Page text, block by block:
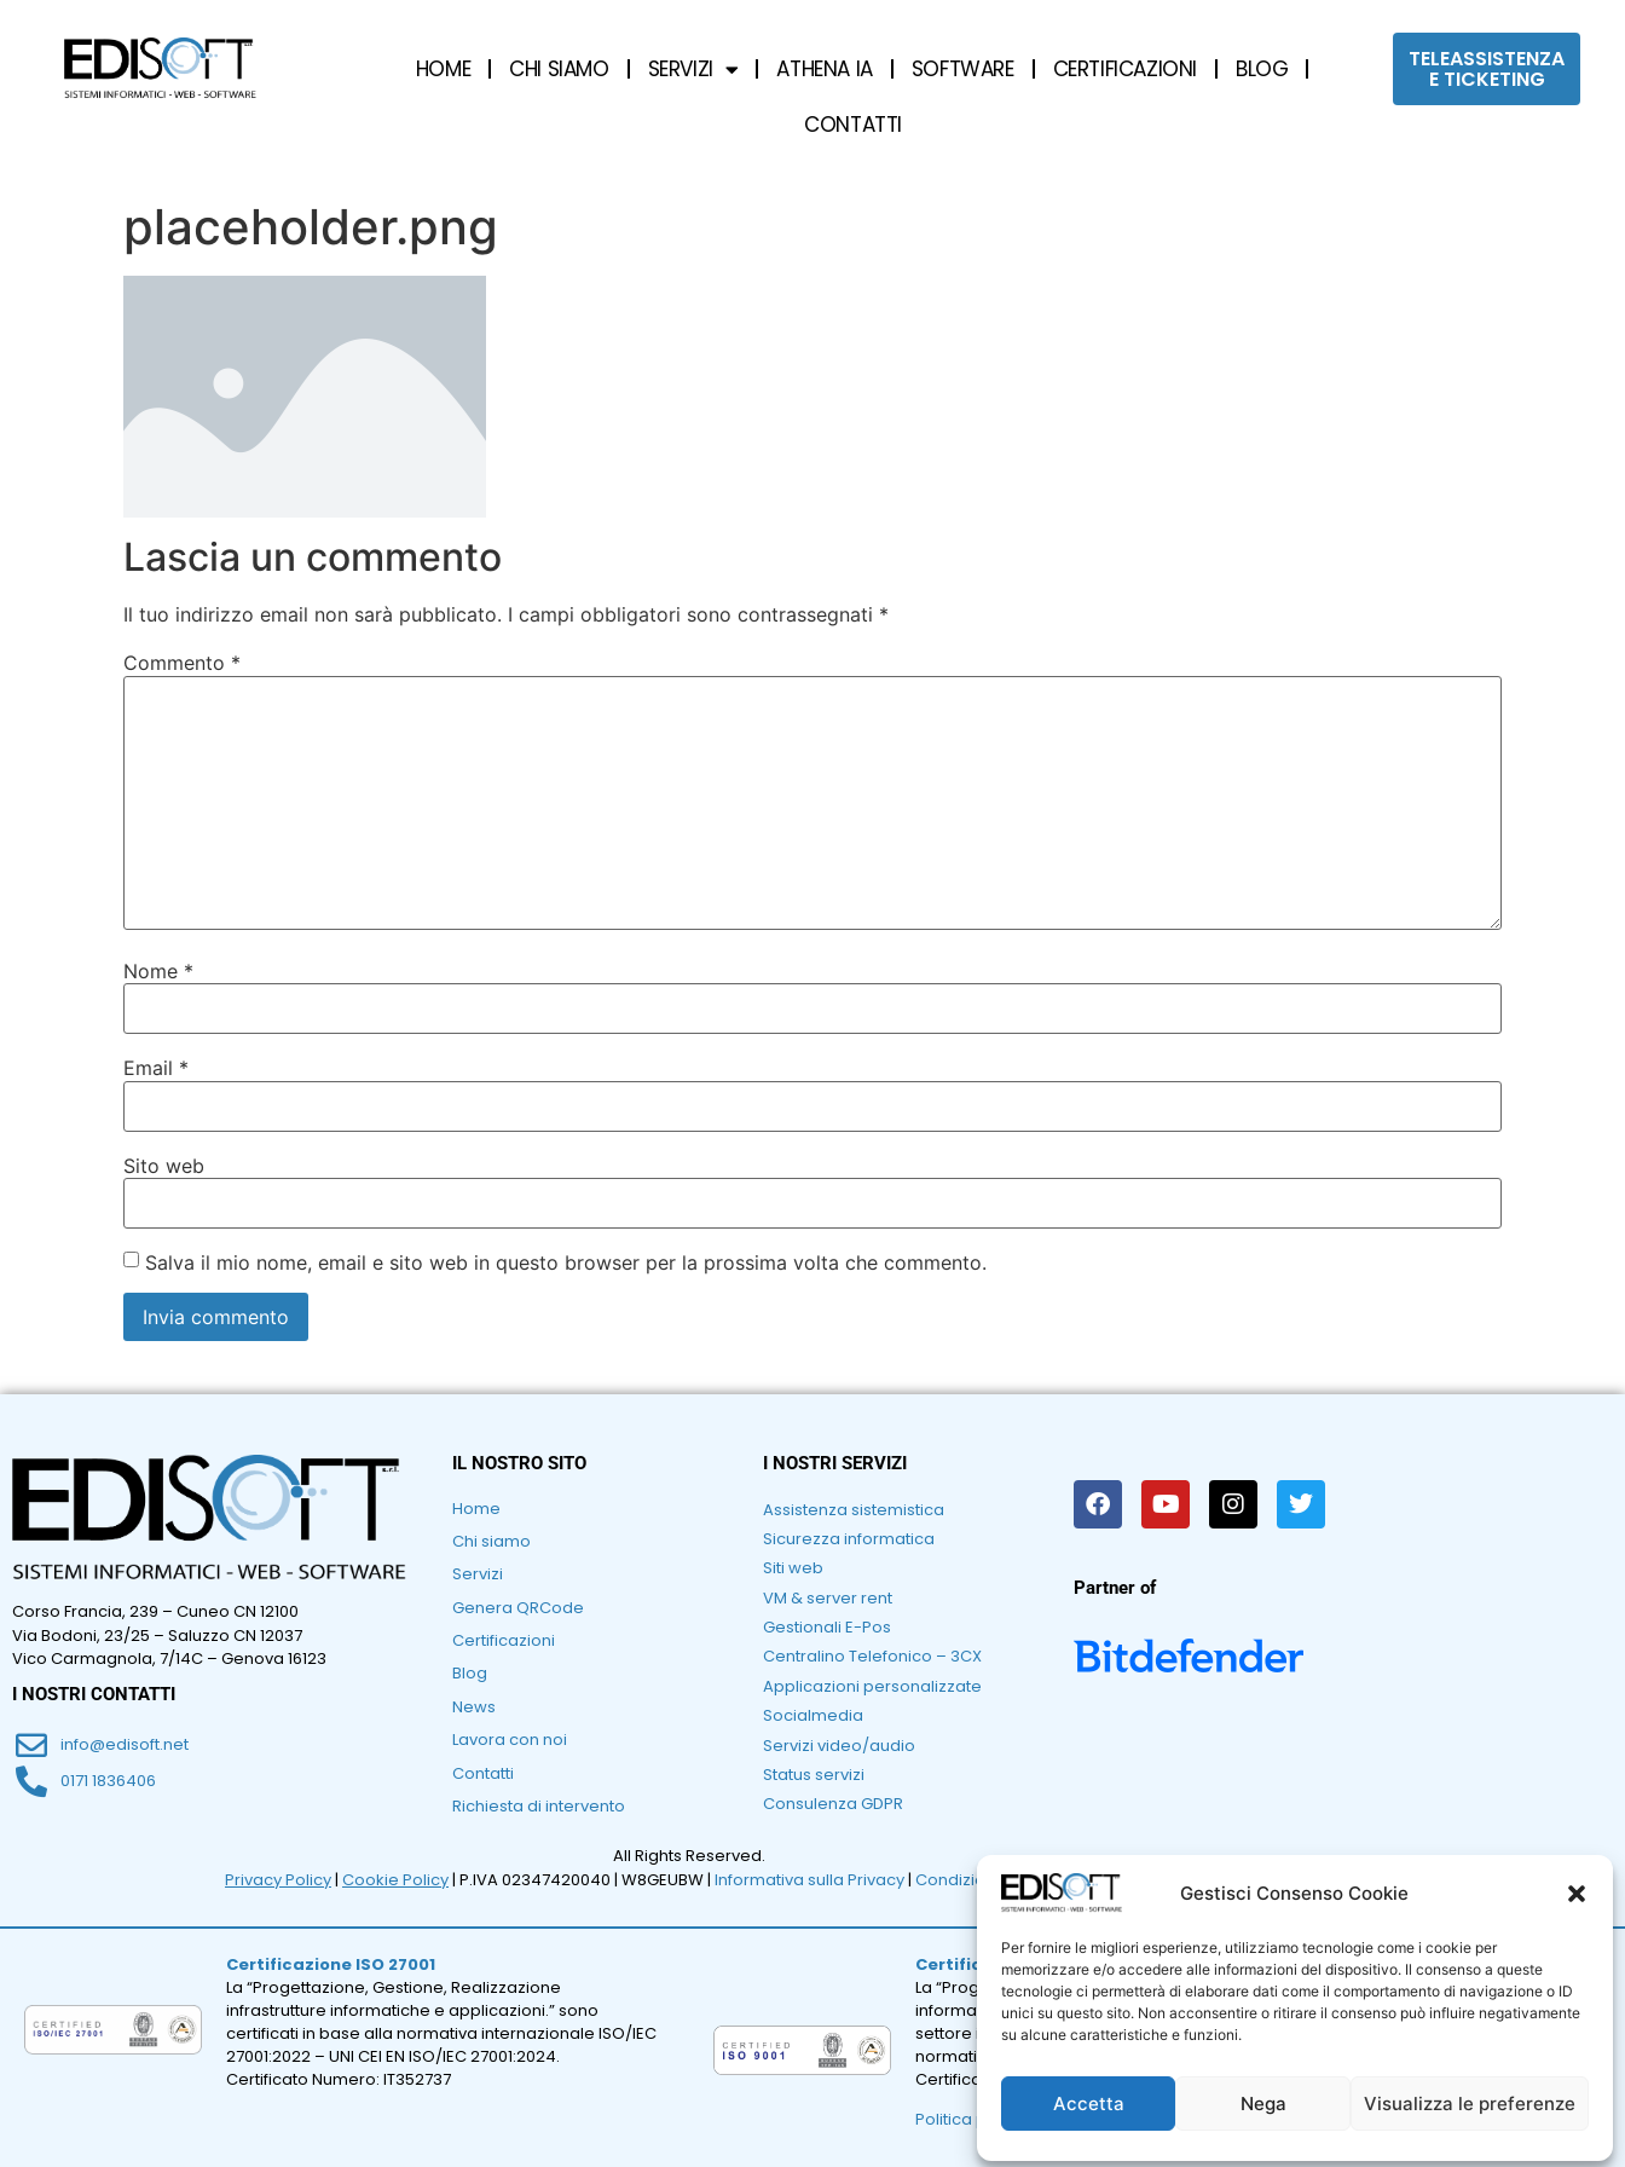
Gestisci Consenso Cookie
Per fornire le migliori esperienze, utilizziamo tecnologie come i cookie per
memorizzare e/o accedere alle informazioni del dispositivo. Il consenso a queste
tecnologie ci permetterà di elaborare dati come il comportamento di navigazione o ID
unici su questo sito. Non acconsentire o ritirare il consenso può influire negativamente
su alcune caratteristiche e funzioni.
Accetta Nega Visualizza le preferenze
HOME CHI SIAMO SERVIZI ATHENA IA SOFTWARE CERTIFICAZIONI
BLOG
CONTATTI
TELEASSISTENZA
E TICKETING
placeholder.png
Lascia un commento
Il tuo indirizzo email non sarà pubblicato. I campi obbligatori sono contrassegnati *
Commento *
Nome *
Email *
Sito web
Salva il mio nome, email e sito web in questo browser per la prossima volta che commento.
Corso Francia, 239 – Cuneo CN 12100
Via Bodoni, 23/25 – Saluzzo CN 12037
Vico Carmagnola, 7/14C – Genova 16123
I NOSTRI CONTATTI
info@edisoft.net
0171 1836406
IL NOSTRO SITO
Home
Chi siamo
Servizi
Genera QRCode
Certificazioni
Blog
News
Lavora con noi
Contatti
Richiesta di intervento
I NOSTRI SERVIZI
Assistenza sistemistica
Sicurezza informatica
Siti web
VM & server rent
Gestionali E-Pos
Centralino Telefonico – 3CX
Applicazioni personalizzate
Socialmedia
Servizi video/audio
Status servizi
Consulenza GDPR
Partner of
All Rights Reserved.
Privacy Policy| Cookie Policy| P.IVA 02347420040 | W8GEUBW | Informativa sulla Privacy| Condizioni Generali di Vendita
Certificazione ISO 27001
La “Progettazione, Gestione, Realizzazione
infrastrutture informatiche e applicazioni.” sono
certificati in base alla normativa internazionale ISO/IEC
27001:2022 – UNI CEI EN ISO/IEC 27001:2024.
Certificato Numero: IT352737
Certificazione ISO 9001
La “Progettazione e sviluppo di sistemi e prodotti
informatici; erogazione di servizi professionali nel
settore informatico.” sono certificati in base alla
normativa internazionale UNI ENI ISO 9001:2015.
Certificato Numero: IT325172
Politica per la qualità